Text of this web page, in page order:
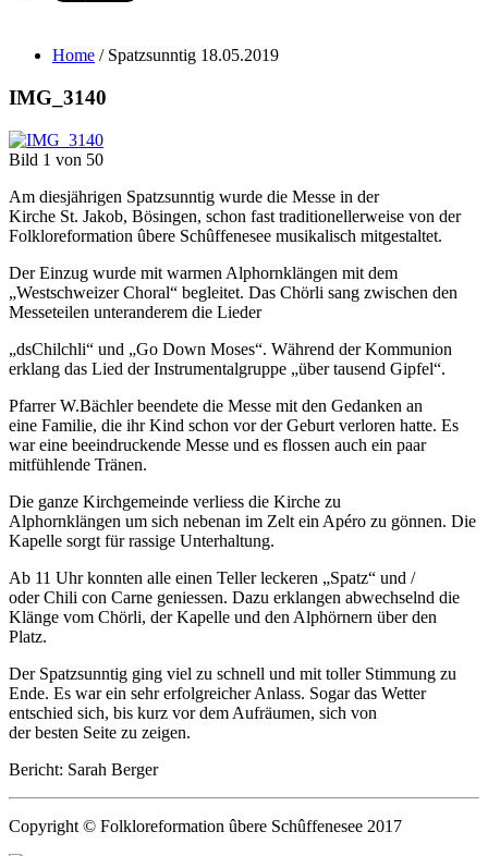
Home / Spatzsunntig 18.05.2019
IMG_3140
Bild 1 von 50
Am diesjährigen Spatzsunntig wurde die Messe in der
Kirche St. Jakob, Bösingen, schon fast traditionellerweise von der
Folkloreformation ûbere Schûffenesee musikalisch mitgestaltet.
Der Einzug wurde mit warmen Alphornklängen mit dem
„Westschweizer Choral“ begleitet. Das Chörli sang zwischen den
Messeteilen unteranderem die Lieder
„dsChilchli“ und „Go Down Moses“. Während der Kommunion
erklang das Lied der Instrumentalgruppe „über tausend Gipfel“.
PfarrerW.Bächlerbeendete die Messe mit den Gedanken an
eine Familie, die ihr Kind schon vor der Geburt verloren hatte. Es
war eine beeindruckende Messe und es flossen auch ein paar
mitfühlende Tränen.
Die ganze Kirchgemeinde verliess die Kirche zu
Alphornklängen um sich nebenan im Zelt ein Apéro zu gönnen. Die
Kapelle sorgt für rassige Unterhaltung.
Ab 11 Uhrkonnten alle einen Tellerleckeren „Spatz“ und /
oderChili con Carne geniessen. Dazu erklangen abwechselnd die
Klänge vom Chörli, der Kapelle und den Alphörnern über den
Platz.
Der Spatzsunntig ging viel zu schnell und mit toller Stimmung zu
Ende. Es war ein sehr erfolgreicher Anlass. Sogar das Wetter
entschied sich, bis kurz vor dem Aufräumen, sich von
derbesten Seite zu zeigen.
Bericht: Sarah Berger
Copyright © Folkloreformation ûbere Schûffenesee 2017